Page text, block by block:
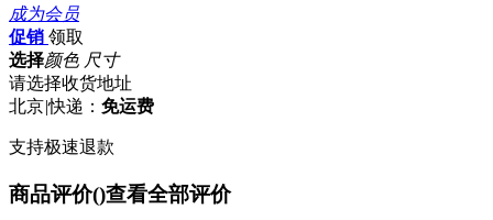
成为会员
促销 领取
选择颜色 尺寸
请选择收货地址
北京|快递： 免运费
支持极速退款
商品评价()查看全部评价